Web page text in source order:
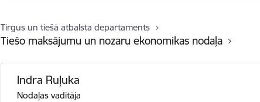
Tirgus un tiešā atbalsta departaments
Tiešo maksājumu un nozaru ekonomikas nodaļa
Indra Ruļuka
Nodaļas vadītāja